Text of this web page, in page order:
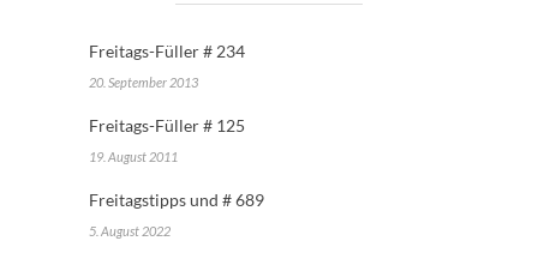
Freitags-Füller # 234
20. September 2013
Freitags-Füller # 125
19. August 2011
Freitagstipps und # 689
5. August 2022